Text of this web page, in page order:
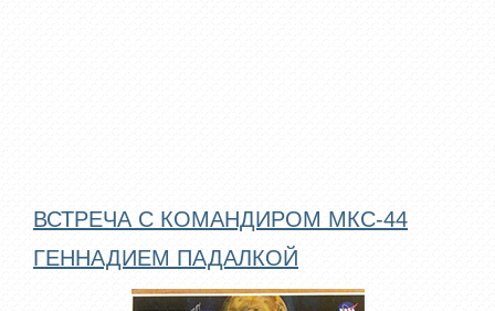
ВСТРЕЧА С КОМАНДИРОМ МКС-44
ГЕННАДИЕМ ПАДАЛКОЙ